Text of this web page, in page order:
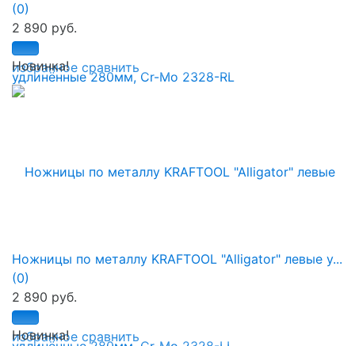
избранное сравнить
(0)
2 890 руб.
Новинка!
избранное сравнить
Ножницы по металлу KRAFTOOL "Alligator" левые у...
(0)
2 890 руб.
Новинка!